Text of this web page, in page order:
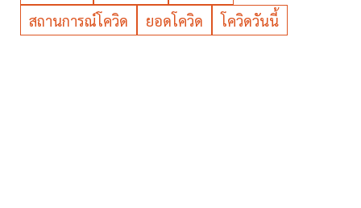
สถานการณ์โควิด
ยอดโควิด โควิดวันนี้